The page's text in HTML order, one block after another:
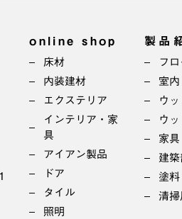
online shop
床材
内装建材
エクステリア
インテリア・家
具
アイアン製品
ドア
タイル
照明
製品
フ
室内
ウ
ウ
家具
建
塗料
清掃